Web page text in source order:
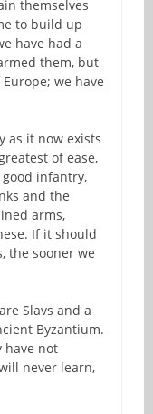
themselves
to build up
have had a
them, but
we have
as it now exists
of ease,
good infantry,
and the
arms,
If it should
the sooner we
Slavs and a
Byzantium.
have not
never learn,